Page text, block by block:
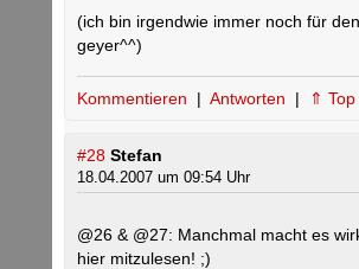
(ich bin irgendwie immer noch für
geyer^^)
Kommentieren | Antworten | ⇑ Top
#28 Stefan
18.04.2007 um 09:54 Uhr
@26 & @27: Manchmal macht es
hier mitzulesen! ;)